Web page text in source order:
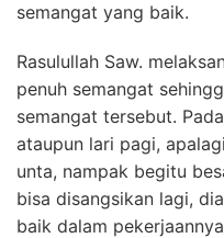
semangat yang baik.
Rasulullah Saw.
penuh semangat
semangat tersebut.
ataupun lari pagi,
unta, nampak begitu
bisa disangsikan lagi,
baik dalam